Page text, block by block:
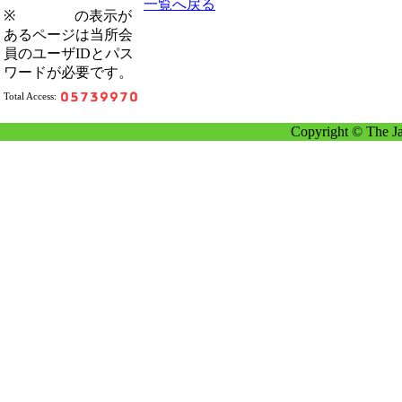
※
の表示が
あるページは当所会
員のユーザIDとパス
ワードが必要です。
Total Access:
一覧へ戻る
Copyright © The